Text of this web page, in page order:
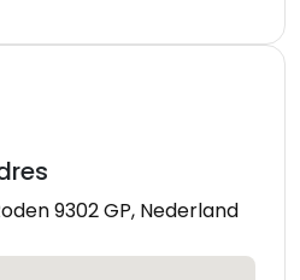
9302 GP, Nederland